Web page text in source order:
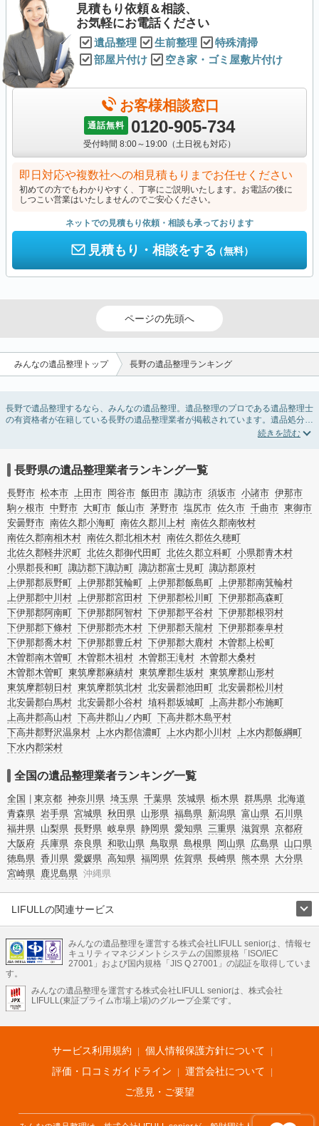
見積もり依頼＆相談、
お気軽にお電話ください
遺品整理 生前整理
特殊清掃
部屋片付け
空き家・ゴミ屋敷片付け
お客様相談窓口
通話無料 0120-905-734
受付時間 8:00～19:00（土日祝も対応）
即日対応や複数社への相見積もりまでお任せください
初めての方でもわかりやすく、丁寧にご説明いたします。お電話の後に
しつこい営業はいたしませんのでご安心ください。
ネットでの見積もり依頼・相談も承っております
見積もり・相談をする（無料）
ページの先頭へ
みんなの遺品整理トップ 長野の遺品整理ランキング
長野で遺品整理するなら、みんなの遺品整理。遺品整理のプロである遺品整理士
の有資格者が在籍している長野の遺品整理業者が掲載されています。遺品処分を
即日対応してくれる実家の片付け業者や遺品整理会社を比較できます。長野の遺
ょう。
ゴミの処分方法や親の家の遺品整理をはじめる時期などお役立ち情報も豊富なの
で、チェックしてみてください。
長野県の遺品整理業者ランキング一覧
長野市 松本市 上田市 岡谷市 飯田市 諏訪市 須坂市 小諸市 伊那市
駒ヶ根市 中野市 大町市 飯山市 茅野市 塩尻市 佐久市 千曲市 東御市
安曇野市 南佐久郡小海町 南佐久郡川上村 南佐久郡南牧村
南佐久郡南相木村 南佐久郡北相木村 南佐久郡佐久穂町
北佐久郡軽井沢町 北佐久郡御代田町 北佐久郡立科町 小県郡青木村
小県郡長和町 諏訪郡下諏訪町 諏訪郡富士見町 諏訪郡原村
上伊那郡辰野町 上伊那郡箕輪町 上伊那郡飯島町 上伊那郡南箕輪村
上伊那郡中川村 上伊那郡宮田村 下伊那郡松川町 下伊那郡高森町
下伊那郡阿南町 下伊那郡阿智村 下伊那郡平谷村 下伊那郡根羽村
下伊那郡下條村 下伊那郡売木村 下伊那郡天龍村 下伊那郡泰阜村
下伊那郡喬木村 下伊那郡豊丘村 下伊那郡大鹿村 木曽郡上松町
木曽郡南木曽町 木曽郡木祖村 木曽郡王滝村 木曽郡大桑村
木曽郡木曽町 東筑摩郡麻績村 東筑摩郡生坂村 東筑摩郡山形村
東筑摩郡朝日村 東筑摩郡筑北村 北安曇郡池田町 北安曇郡松川村
北安曇郡白馬村 北安曇郡小谷村 埴科郡坂城町 上高井郡小布施町
上高井郡高山村 下高井郡山ノ内町 下高井郡木島平村
下高井郡野沢温泉村 上水内郡信濃町 上水内郡小川村 上水内郡飯綱町
下水内郡栄村
全国の遺品整理業者ランキング一覧
全国 東京都 神奈川県 埼玉県 千葉県 茨城県 栃木県 群馬県 北海道
青森県 岩手県 宮城県 秋田県 山形県 福島県 新潟県 富山県 石川県
福井県 山梨県 長野県 岐阜県 静岡県 愛知県 三重県 滋賀県 京都府
大阪府 兵庫県 奈良県 和歌山県 鳥取県 島根県 岡山県 広島県 山口県
徳島県 香川県 愛媛県 高知県 福岡県 佐賀県 長崎県 熊本県 大分県
宮崎県 鹿児島県 沖縄県
LIFULLの関連サービス
不動産・住宅
引越し 老人ホーム 地方創生 ママの就労支援
不動産クラウドファンディング 遺品整理 老後の暮らし情報
LIFULL HOME'Sのサービス
不動産・住宅
不動産査定 マンション専門売却査定 不動産投資 アドバイザー
不動産アーカイブ
空き家バンク 家賃相場 不動産会社
まちむすび
不動産用語集 住まいのお役立ち情報
LIFULL HOME'S PRESS
アプリ 不動産データ 不動産転職
みんなの遺品整理を運営する株式会社LIFULL seniorは、情報セ
キュリティマネジメントシステムの国際規格「ISO/IEC
27001」および国内規格「JIS Q 27001」の認証を取得していま
す。
みんなの遺品整理を運営する株式会社LIFULL seniorは、株式会社
LIFULL(東証プライム市場上場)のグループ企業です。
サービス利用規約
個人情報保護方針について
評価・口コミガイドライン
運営会社について
ご意見・ご要望